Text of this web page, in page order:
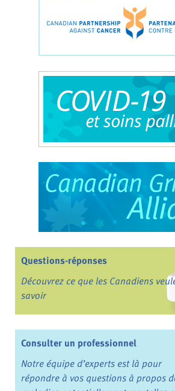
Questions-réponses
Découvrez ce que les Canadiens
savoir
Consulter un professionnel
Notre équipe d’experts est là pour
répondre à vos questions à propos